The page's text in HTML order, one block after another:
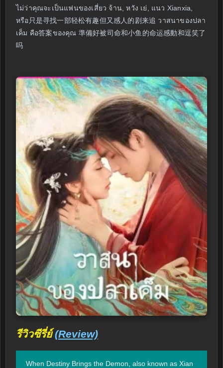
ไม่ว่าคุณจะเป็นแฟนของเสี่ยว จ้าน, หวัง เย่, แนว Xianxia,
หรือ只是寻找一部轻松有趣但又感人的剧来追 วาสนาของปลา
เค็ม คือ答案ของคุณ 準備好被司命和小鱼的命运感動和逗笑了
吗
รีวิวซีรี่ย์(Review)
When Destiny Brings the Demon, also known as Xian